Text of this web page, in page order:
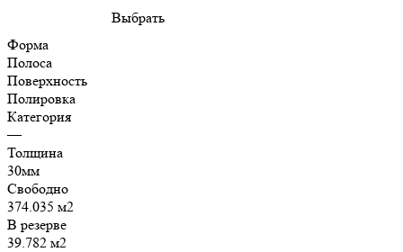
Выбрать
Форма
Полоса
Поверхность
Полировка
Категория
—
Толщина
30мм
Свободно
374.035 м2
В резерве
39.782 м2